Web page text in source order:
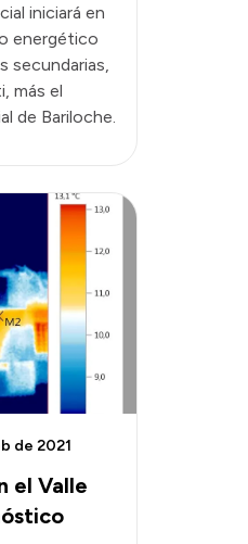
iniciará en
energético
secundarias,
más el
de Bariloche.
el Valle
de 2021